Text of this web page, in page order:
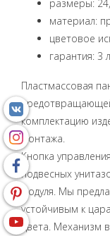
размеры:
материал:
цветовое
гарантия: 3
Пластмассовая
комплектацию
монтажа.
Кнопка
подвесных
модуля. Мы
устойчивым к
цвета. Механизм